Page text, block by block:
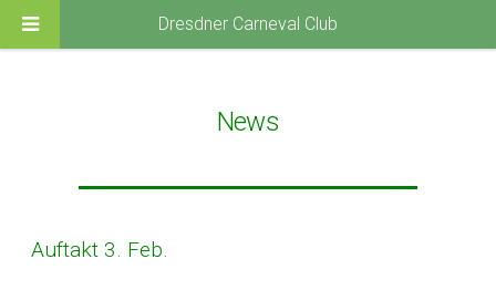
News
Auftakt 3. Feb.
Dresdner Carneval Club